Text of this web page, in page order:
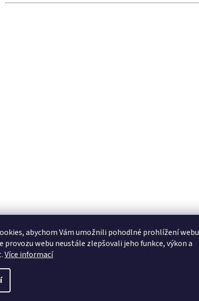
abychom Vám umožnili pohodlné prohlížení webu
provozu webu neustále zlepšovali jeho funkce, výkon a
Více informací